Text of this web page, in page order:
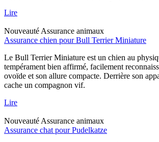
Lire
Nouveauté Assurance animaux
Assurance chien pour Bull Terrier Miniature
Le Bull Terrier Miniature est un chien au
tempérament bien affirmé, facilement
ovoïde et son allure compacte. Derrière son
cache un compagnon vif.
Lire
Nouveauté Assurance animaux
Assurance chat pour Pudelkatze